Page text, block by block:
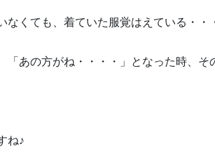
なくても、着ていた服覚はえている・・
「あの方がね・・・・」となった時、そ
ね♪